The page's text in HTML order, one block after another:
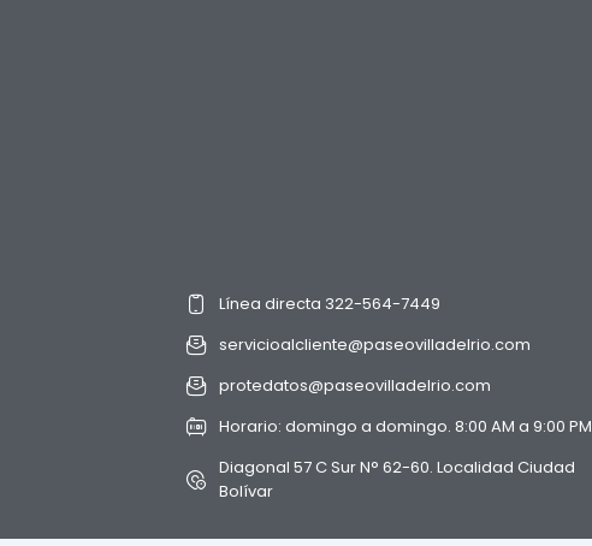
Línea directa 322-564-7449
servicioalcliente@paseovilladelrio.com
protedatos@paseovilladelrio.com
Horario: domingo a domingo. 8:00 AM a 9:00 PM
Diagonal 57 C Sur N° 62-60. Localidad Ciudad
Bolívar